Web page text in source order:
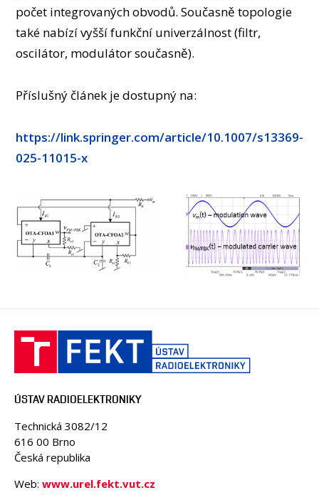
počet integrovaných obvodů. Současně topologie
také nabízí vyšší funkční univerzálnost (filtr,
oscilátor, modulátor současně).
Příslušný článek je dostupný na:
https://link.springer.com/article/10.1007/s13369-
025-11015-x
ÚSTAV RADIOELEKTRONIKY
Technická 3082/12
616 00 Brno
Česká republika
Web: www.urel.fekt.vut.cz